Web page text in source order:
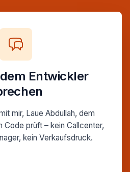
Entwickler
mir, Laue Abdullah, dem
Code prüft – kein Callcenter,
kein Verkaufsdruck.